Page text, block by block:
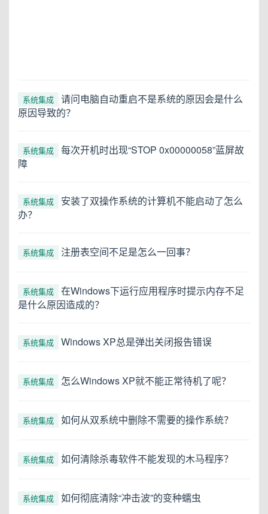
系统集成
请问电脑自动重启不是系统的原因会是什么
原因导致的？
系统集成
每次开机时出现“STOP 0x00000058”蓝屏故
障
系统集成
安装了双操作系统的计算机不能启动了怎么
办？
系统集成 注册表空间不足是怎么一回事？
系统集成
在Windows下运行应用程序时提示内存不足
是什么原因造成的？
系统集成 Windows XP总是弹出关闭报告错误
系统集成 怎么Windows XP就不能正常待机了呢？
系统集成 如何从双系统中删除不需要的操作系统？
系统集成 如何清除杀毒软件不能发现的木马程序？
系统集成 如何彻底清除“冲击波”的变种蠕虫